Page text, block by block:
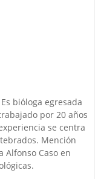
bióloga egresada
por 20 años
se centra
Mención
Alfonso Caso en